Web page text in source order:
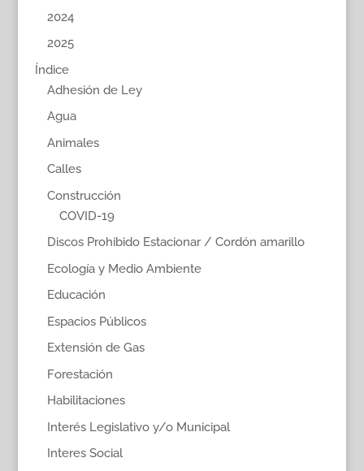
2024
2025
Índice
Adhesión de Ley
Agua
Animales
Calles
Construcción
COVID-19
Discos Prohibido Estacionar / Cordón amarillo
Ecología y Medio Ambiente
Educación
Espacios Públicos
Extensión de Gas
Forestación
Habilitaciones
Interés Legislativo y/o Municipal
Interes Social